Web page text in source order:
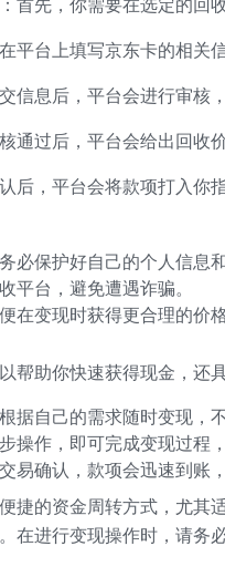
在平台上填写京东卡的相
信息后，平台会进行审核
核通过后，平台会给出回收
后，平台会将款项打入你
必保护好自己的个人信息和
平台，避免遭遇诈骗。
在变现时获得更合理的价格
帮助你快速获得现金，还
据自己的需求随时变现，
操作，即可完成变现过程
易确认，款项会迅速到账
捷的资金周转方式，尤其
在进行变现操作时，请务